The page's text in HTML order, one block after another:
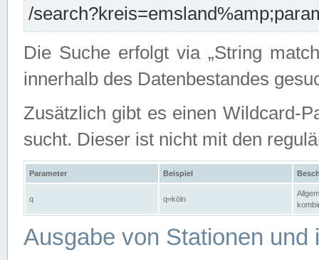
/
Die Suche erfolgt via „String
innerhalb des Datenbestandes
Zusätzlich gibt es einen Wildcard-
sucht. Dieser ist nicht mit den
Parameter Beispiel
q q=köln
Ausgabe von Stationen und